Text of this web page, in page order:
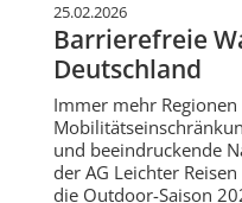
25.02.2026
Barrierefreie
Deutschland
Immer mehr
und beeindruckende
der AG Leichter
die Outdoor-Saison